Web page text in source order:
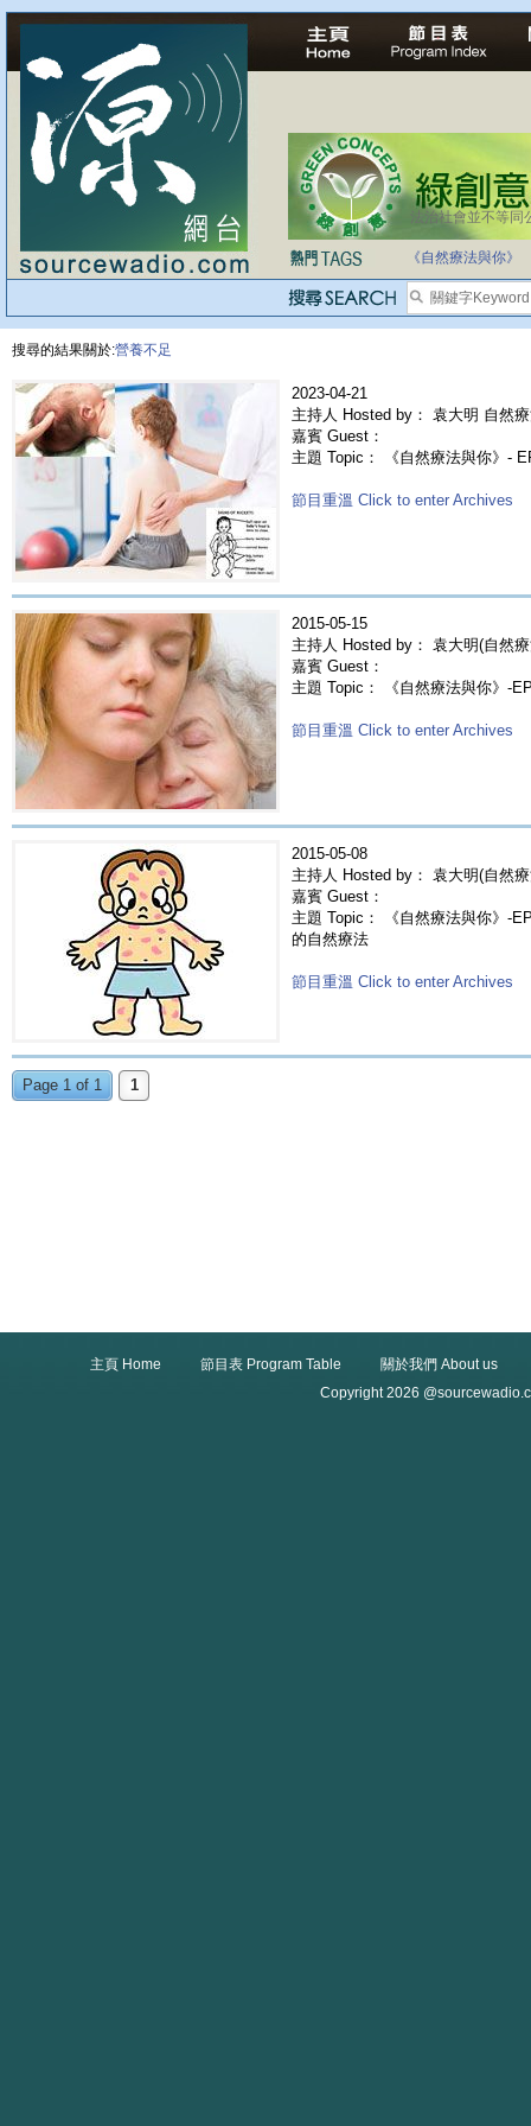
法治社會並不等同
自家教育合法化-
《自然療法與你》
搜尋的結果關於:營養不足
2023-04-21
主持人 Hosted by： 袁大明 自然
嘉賓 Guest：
主題 Topic： 《自然療法與你》-
節目重溫 Click to enter Archives
2015-05-15
主持人 Hosted by： 袁大明(自然
嘉賓 Guest：
主題 Topic： 《自然療法與你》-
節目重溫 Click to enter Archives
2015-05-08
主持人 Hosted by： 袁大明(自然
嘉賓 Guest：
主題 Topic： 《自然療法與你》-
的自然療法
節目重溫 Click to enter Archives
Page 1 of 1 1
主頁 Home 節目表 Program Table
關於我們 About us
Copyright 2026